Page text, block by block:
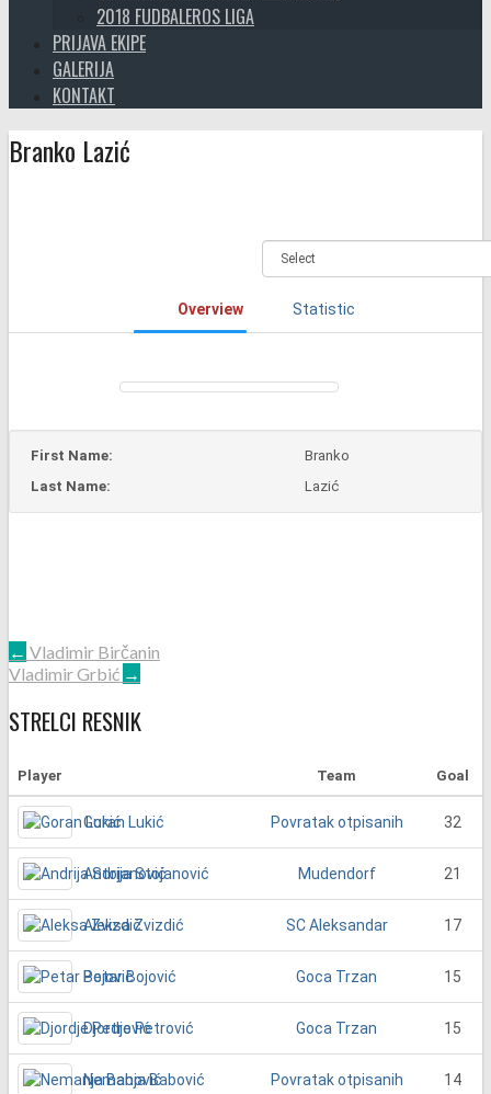
2018 FUDBALEROS LIGA
PRIJAVA EKIPE
GALERIJA
KONTAKT
Branko Lazić
Overview Statistic
First Name:
Branko
Last Name:
Lazić
POST
← Vladimir Birčanin
Vladimir Grbić →
STRELCI RESNIK
Player Team Goal
Goran Lukić Povratak otpisanih 32
Andrija Stojanović Mudendorf 21
Aleksa Zvizdić SC Aleksandar 17
Petar Bojović Goca Trzan 15
Djordje Petrović Goca Trzan 15
Nemanja Babović Povratak otpisanih 14